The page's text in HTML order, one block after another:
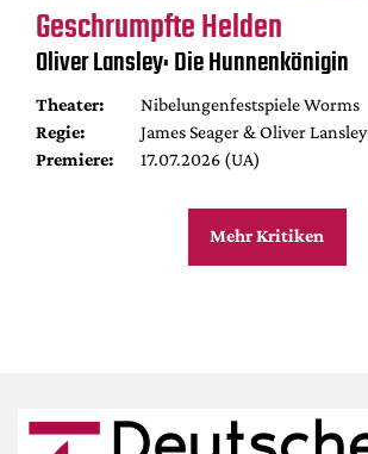
Geschrumpfte Helden
Oliver Lansley: Die Hunnenkönigin
Theater:
Nibelungenfestspiele Worms
Regie:
James Seager & Oliver Lansley
Premiere:
17.07.2026 (UA)
Mehr Kritiken